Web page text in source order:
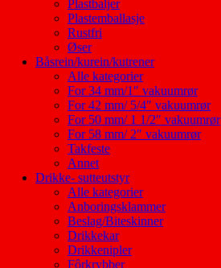
Plastbaljer
Plastemballasje
Rustfri
Øser
Båsrein/kurein/kutrener
Alle kategorier
For 34 mm/1″ vakuumrør
For 42 mm/ 5/4″ vakuumrør
For 50 mm/ 1 1/2″ vakuumrør
For 58 mm/ 2″ vakuumrør
Takfeste
Annet
Drikke- sutteutstyr
Alle kategorier
Anboringsklammer
Beslag/Biteskinner
Drikkekar
Drikkenipler
Fôrkrybber